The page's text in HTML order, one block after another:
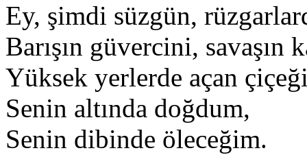
Ey, şimdi süzgün,
Barışın güvercini, savaşın
Yüksek yerlerde açan
Senin altında doğdum,
Senin dibinde öleceğim.